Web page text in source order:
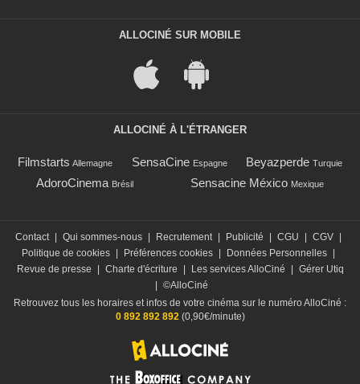
ALLOCINÉ SUR MOBILE
ALLOCINÉ À L'ÉTRANGER
Filmstarts Allemagne SensaCine Espagne Beyazperde Turquie
AdoroCinema Brésil Sensacine México Mexique
Contact | Qui sommes-nous | Recrutement | Publicité | CGU | CGV |
Politique de cookies | Préférences cookies | Données Personnelles |
Revue de presse
| Charte d'écriture | Les services AlloCiné | Gérer Utiq
| ©AlloCiné
Retrouvez tous les horaires et infos de votre cinéma sur le numéro AlloCiné :
0 892 892 892 (0,90€/minute)